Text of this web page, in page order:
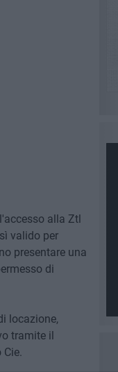
alla Ztl
valido per
presentare una
di
locazione,
tramite il